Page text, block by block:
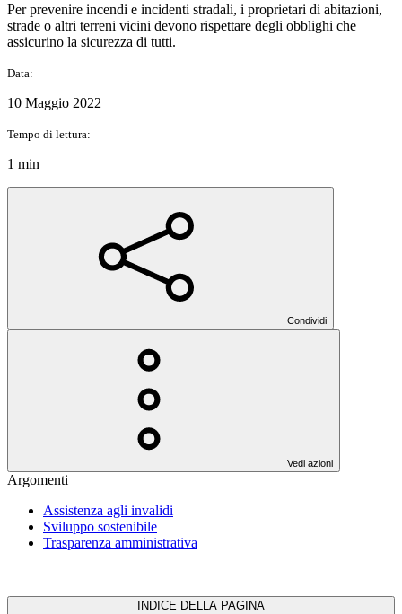
Per prevenire incendi e incidenti stradali, i proprietari di abitazioni,
strade o altri terreni vicini devono rispettare degli obblighi che
assicurino la sicurezza di tutti.
Data:
10 Maggio 2022
Tempo di lettura:
1 min
Condividi
Vedi azioni
Argomenti
Assistenza agli invalidi
Sviluppo sostenibile
Trasparenza amministrativa
INDICE DELLA PAGINA